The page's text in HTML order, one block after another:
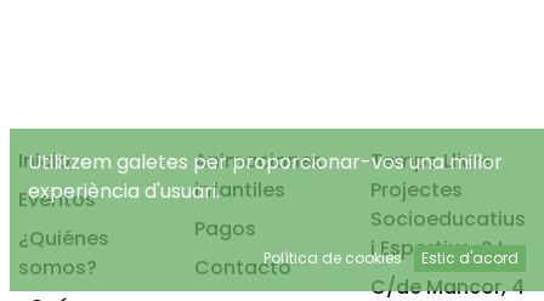
Inicio
Eventos
¿Quiénes
somos?
Animaciones
infantiles
Pagos
Contacto
Temps Lliure
Projectes
Socioeducatius
i Esportius, S.L.
C/de Mancor, 4
Utilitzem galetes per proporcionar-vos una millor
experiència d'usuari.
Política de cookies Estic d'acord